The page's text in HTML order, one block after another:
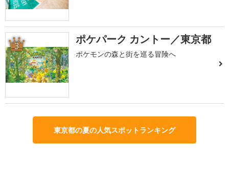
3 ポケパーク カントー／東京都
ポケモンの森と街を巡る冒険へ
東京都の夏の人気スポットランキング